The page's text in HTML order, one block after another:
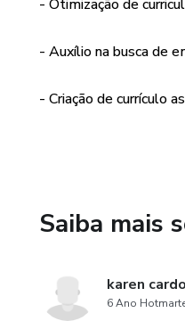
- Otimização de
- Auxílio na busca de
- Criação de currículo
Saiba mais
karen
6 Ano